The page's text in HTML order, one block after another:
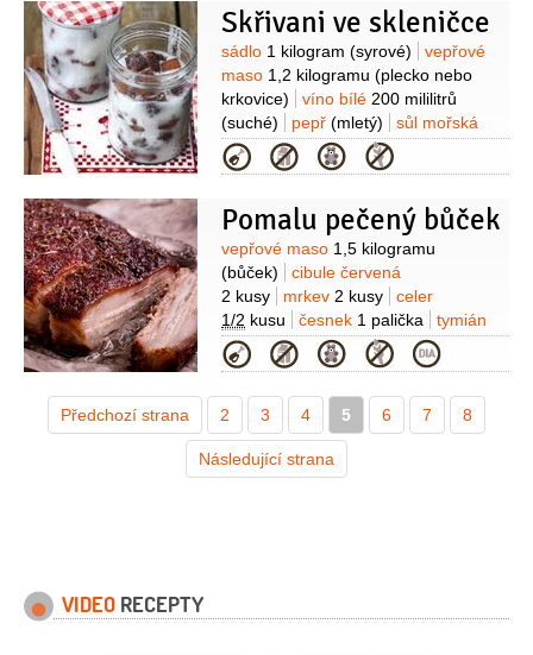
(velké uvařené)
směs listových
salátů2 hrsti
Skřivani ve skleničce
Suroviny
sádlo 1 kilogram (syrové)
vepřové
maso 1,2 kilogramu (plecko nebo
krkovice)
víno bílé 200 mililitrů
(suché)
pepř (mletý)
sůl mořská
(hrubá)
Kategorie
Pomalu pečený bůček
Suroviny
vepřové maso 1,5 kilogramu
(bůček)
cibule červená
2 kusy
mrkev 2 kusy
celer
1/2 kusu česnek 1 palička
tymián
2 snítky
sůl pepř
Kategorie
Předchozí strana 2 3 4 5 6 7 8
Následující strana
VIDEO RECEPTY